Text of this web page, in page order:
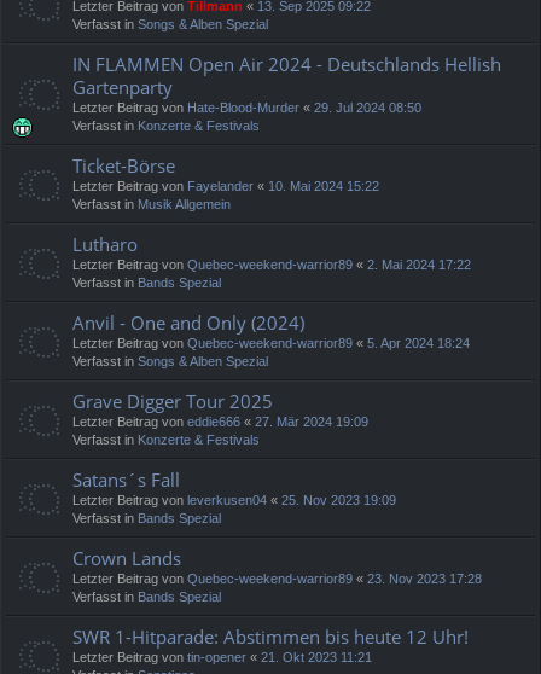
Letzter Beitrag von Tillmann « 13. Sep 2025 09:22
Verfasst in Songs & Alben Spezial
IN FLAMMEN Open Air 2024 - Deutschlands Hellish
Gartenparty
Letzter Beitrag von Hate-Blood-Murder « 29. Jul 2024 08:50
Verfasst in Konzerte & Festivals
Ticket-Börse
Letzter Beitrag von Fayelander « 10. Mai 2024 15:22
Verfasst in Musik Allgemein
Lutharo
Letzter Beitrag von Quebec-weekend-warrior89 « 2. Mai 2024 17:22
Verfasst in Bands Spezial
Anvil - One and Only (2024)
Letzter Beitrag von Quebec-weekend-warrior89 « 5. Apr 2024 18:24
Verfasst in Songs & Alben Spezial
Grave Digger Tour 2025
Letzter Beitrag von eddie666 « 27. Mär 2024 19:09
Verfasst in Konzerte & Festivals
Satans´s Fall
Letzter Beitrag von leverkusen04 « 25. Nov 2023 19:09
Verfasst in Bands Spezial
Crown Lands
Letzter Beitrag von Quebec-weekend-warrior89 « 23. Nov 2023 17:28
Verfasst in Bands Spezial
SWR 1-Hitparade: Abstimmen bis heute 12 Uhr!
Letzter Beitrag von tin-opener « 21. Okt 2023 11:21